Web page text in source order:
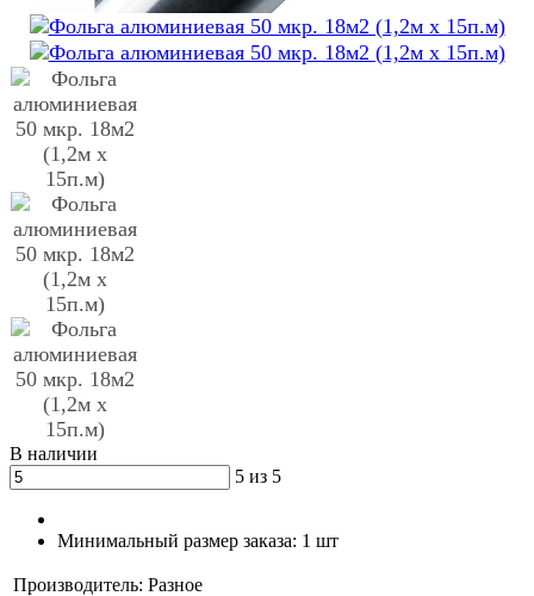
В наличии
5 из 5
Минимальный размер заказа: 1 шт
Производитель: Разное